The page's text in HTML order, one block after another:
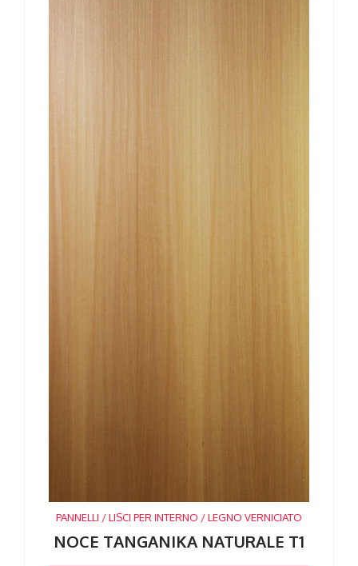
PANNELLI / LISCI PER INTERNO / LEGNO VERNICIATO
NOCE TANGANIKA NATURALE T1